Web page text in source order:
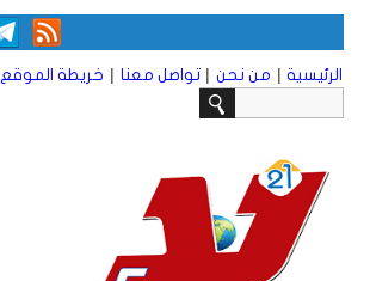
الرئيسية | من نحن | تواصل معنا | خريطة الموقع